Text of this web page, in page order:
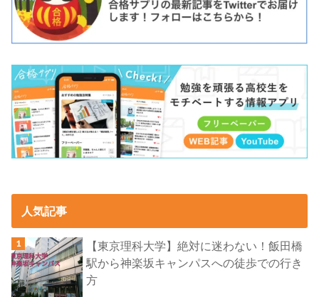
人気記事
【東京理科大学】絶対に迷わない！飯田橋
駅から神楽坂キャンパスへの徒歩での行き
方